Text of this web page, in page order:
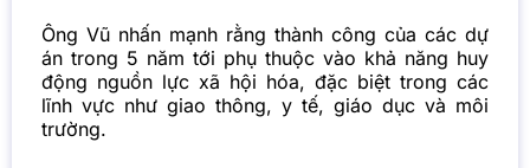
Ông Vũ nhấn mạnh rằng thành công của các dự
án trong 5 năm tới phụ thuộc vào khả năng huy
động nguồn lực xã hội hóa, đặc biệt trong các
lĩnh vực như giao thông, y tế, giáo dục và môi
trường.